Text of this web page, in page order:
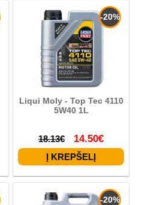
-20%
Liqui Moly - Top Tec 4110
5W40 1L
18.13€ 14.50€
-20%